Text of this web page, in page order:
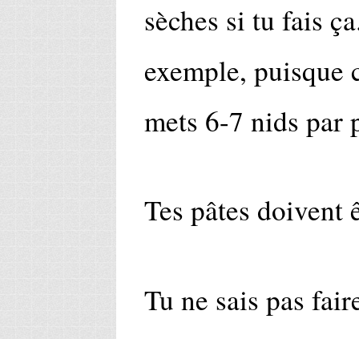
sèches si tu fais
exemple, puisque
mets 6-7 nids par
Tes pâtes doivent
Tu ne sais pas